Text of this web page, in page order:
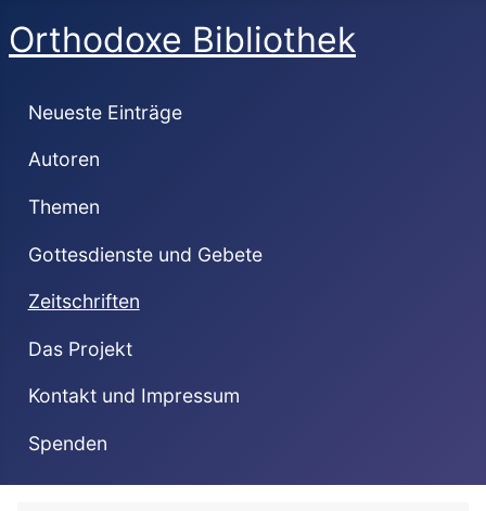
Orthodoxe Bibliothek
Neueste Einträge
Autoren
Themen
Gottesdienste und Gebete
Zeitschriften
Das Projekt
Kontakt und Impressum
Spenden